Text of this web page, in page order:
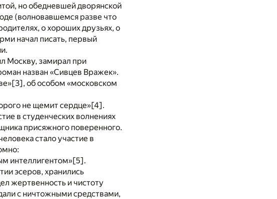
но обедневшей дворянской
(волновавшемся разве что
о хороших друзьях, о
начал писать, первый
Москву, замирал при
назван «Сивцев Вражек».
[3], об особом «московском
не щемит сердце»[4].
в студенческих волнениях
присяжного поверенного.
стало участие в
интеллигентом»[5].
эсеров, хранились
жертвенность и чистоту
с ничтожными средствами,